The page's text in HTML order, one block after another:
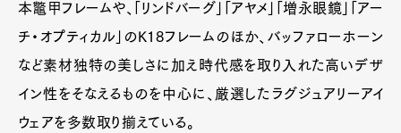
本鼈甲フレームや、「リンドバーグ」「アヤメ」「増永眼鏡」「アー
チ・オプティカル」のK18フレームのほか、バッファローホーン
など素材独特の美しさに加え時代感を取り入れた高いデザ
イン性をそなえるものを中心に、厳選したラグジュアリーアイ
ウェアを多数取り揃えている。